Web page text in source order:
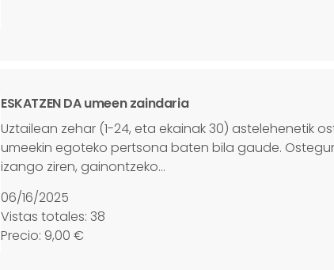
ESKATZEN DA umeen zaindaria
Uztailean zehar (1-24, eta ekainak 30) astelehenetik
umeekin egoteko pertsona baten bila gaude.
izango ziren, gainontzeko…
06/16/2025
Vistas totales: 38
Precio: 9,00 €